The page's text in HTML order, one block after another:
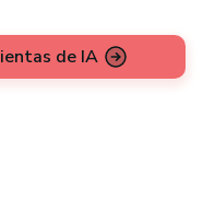
de IA